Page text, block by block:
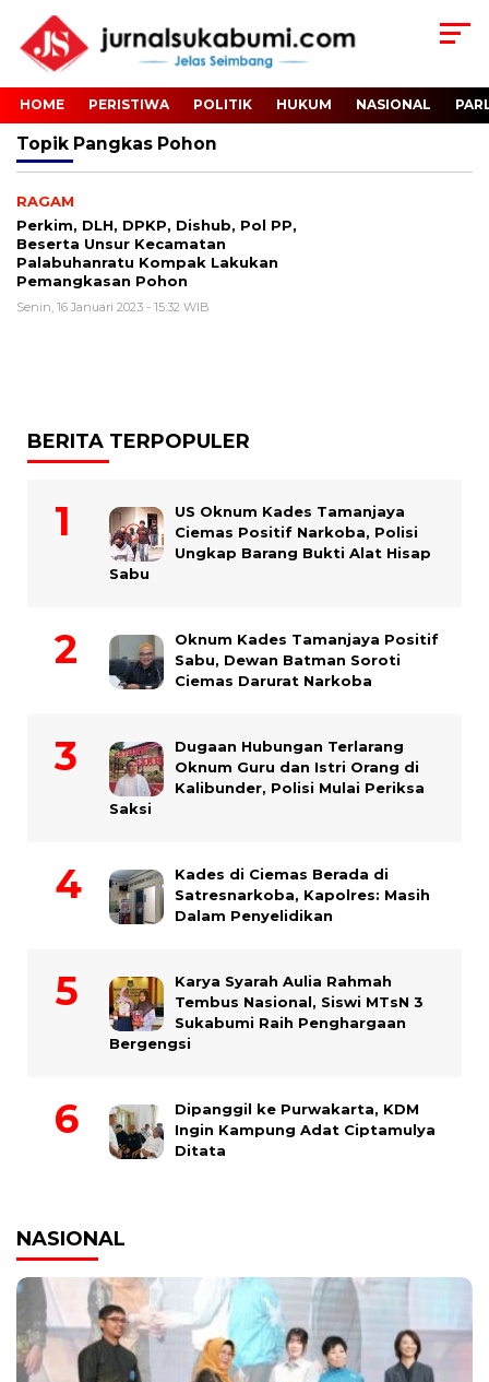
HOME PERISTIWA POLITIK HUKUM NASIONAL
Topik Pangkas Pohon
RAGAM
Perkim, DLH, DPKP, Dishub, Pol PP,
Beserta Unsur Kecamatan
Palabuhanratu Kompak Lakukan
Pemangkasan Pohon
Senin, 16 Januari 2023 - 15:32 WIB
BERITA TERPOPULER
US Oknum Kades Tamanjaya
Ciemas Positif Narkoba, Polisi
Ungkap Barang Bukti Alat Hisap
Sabu
Oknum Kades Tamanjaya Positif
Sabu, Dewan Batman Soroti
Ciemas Darurat Narkoba
Dugaan Hubungan Terlarang
Oknum Guru dan Istri Orang di
Kalibunder, Polisi Mulai Periksa
Saksi
Kades di Ciemas Berada di
Satresnarkoba, Kapolres: Masih
Dalam Penyelidikan
Karya Syarah Aulia Rahmah
Tembus Nasional, Siswi MTsN 3
Sukabumi Raih Penghargaan
Bergengsi
Dipanggil ke Purwakarta, KDM
Ingin Kampung Adat Ciptamulya
Ditata
NASIONAL